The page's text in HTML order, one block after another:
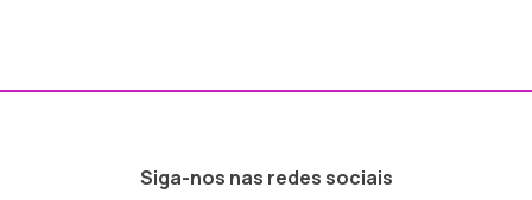
Siga-nos nas redes sociais